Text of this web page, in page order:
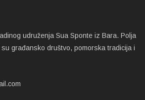
udruženja Sua Sponte iz Bara. Polja
građansko društvo, pomorska tradicija i